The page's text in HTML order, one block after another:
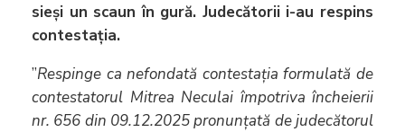
sieși un scaun în gură. Judecătorii i-au respins
contestația.
”Respinge ca nefondată contestaţia formulată de
contestatorul Mitrea Neculai împotriva încheierii
nr. 656 din 09.12.2025 pronunţată de judecătorul